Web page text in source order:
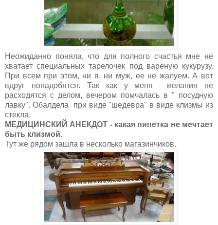
Неожиданно поняла, что для полного счастья мне не
хватает специальных тарелочек под вареную кукурузу.
При всем при этом, ни я, ни муж, ее не жалуем. А вот
вдруг понадобятся. Так как у меня желания не
расходятся с делом, вечером помчалась в " посудную
лавку". Обалдела при виде "шедевра" в виде клизмы из
стекла.
МЕДИЦИНСКИЙ АНЕКДОТ - какая пипетка не мечтает
быть клизмой.
Тут же рядом зашла в несколько магазинчиков.